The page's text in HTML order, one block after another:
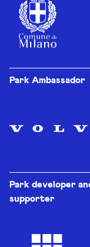
Park Ambassador
Park developer
supporter